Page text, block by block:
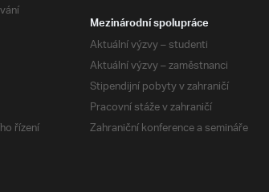
Mezinárodní spolupráce
Aktuální výzvy – studenti
Aktuální výzvy – zaměstnanci
Stipendijní pobyty v zahraničí
Pracovní stáže v zahraničí
Zahraniční konference a semináře
řízení